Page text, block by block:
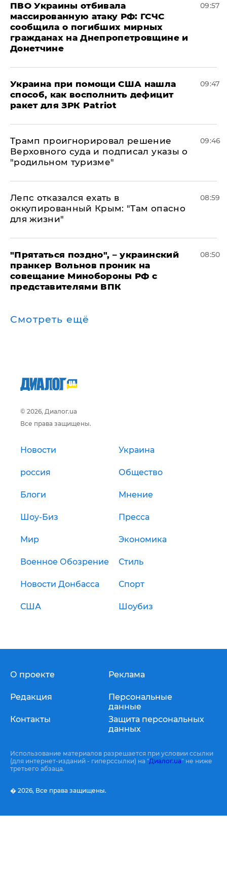
ПВО Украины отбивала
массированную атаку РФ: ГСЧС
сообщила о погибших мирных
гражданах на Днепропетровщине и
Донетчине
09:57
Украина при помощи США нашла
способ, как восполнить дефицит
ракет для ЗРК Patriot
09:47
Трамп проигнорировал решение
Верховного суда и подписал указы о
"родильном туризме"
09:46
Лепс отказался ехать в
оккупированный Крым: "Там опасно
для жизни"
08:59
"Прятаться поздно", – украинский
пранкер Вольнов проник на
совещание Минобороны РФ с
представителями ВПК
08:50
Смотреть ещё
© 2026, Диалог.ua
Все права защищены.
Новости Украина
россия Общество
Блоги Мнение
Шоу-Биз Пресса
Мир Экономика
Военное Обозрение Стиль
Новости Донбасса Спорт
США Шоубиз
О проекте
Редакция
Контакты
Реклама
Персональные
данные
Защита персональных
данных
Использование материалов разрешается при условии ссылки
(для интернет-изданий - гиперссылки) на "Диалог.ua" не ниже
третьего абзаца.
� 2026, Все права защищены.